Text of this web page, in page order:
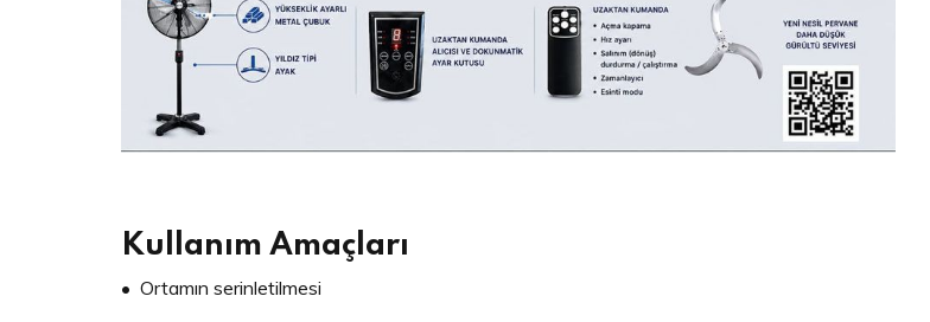
Kullanım Amaçları
• Ortamın serinletilmesi